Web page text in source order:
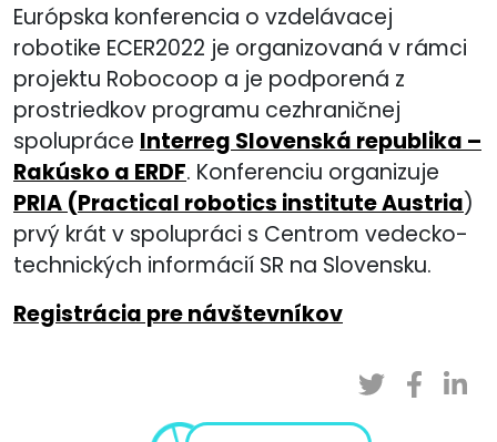
Európska konferencia o vzdelávacej
robotike ECER2022 je organizovaná v rámci
projektu Robocoop a je podporená z
prostriedkov programu cezhraničnej
spolupráce Interreg Slovenská republika –
Rakúsko a ERDF. Konferenciu organizuje
PRIA (Practical robotics institute Austria)
prvý krát v spolupráci s Centrom vedecko-
technických informácií SR na Slovensku.
Registrácia pre návštevníkov